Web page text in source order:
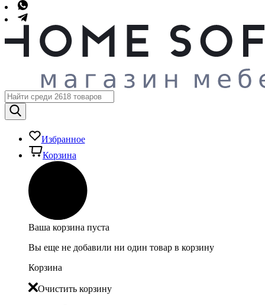
Избранное
Корзина
Ваша корзина пуста
Вы еще не добавили ни один товар в корзину
Корзина
Очистить корзину